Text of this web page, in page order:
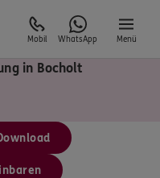
Mobil WhatsApp Menü
in Bocholt